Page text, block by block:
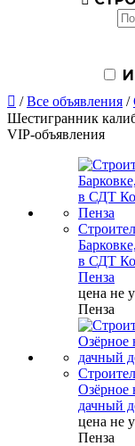
 /Все объявления /
Шестигранник
VIP-объявления
в СДТ
Пенза
цена не
Пенза
Озёрное
дачный
цена не
Пенза